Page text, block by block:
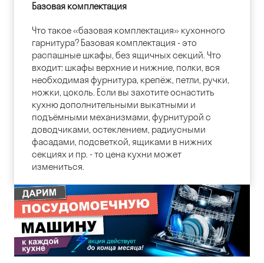
Базовая комплектация
Что такое «базовая комплектация» кухонного
гарнитура? Базовая комплектация - это
распашные шкафы, без ящичных секций. Что
входит: шкафы верхние и нижние, полки, вся
необходимая фурнитура, крепёж, петли, ручки,
ножки, цоколь. Если вы захотите оснастить
кухню дополнительными выкатными и
подъёмными механизмами, фурнитурой с
доводчиками, остеклением, радиусными
фасадами, подсветкой, ящиками в нижних
секциях и пр. - то цена кухни может
измениться.